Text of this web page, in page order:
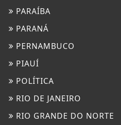
PARAÍBA
PARANÁ
PERNAMBUCO
PIAUÍ
POLÍTICA
RIO DE JANEIRO
RIO GRANDE DO NORTE